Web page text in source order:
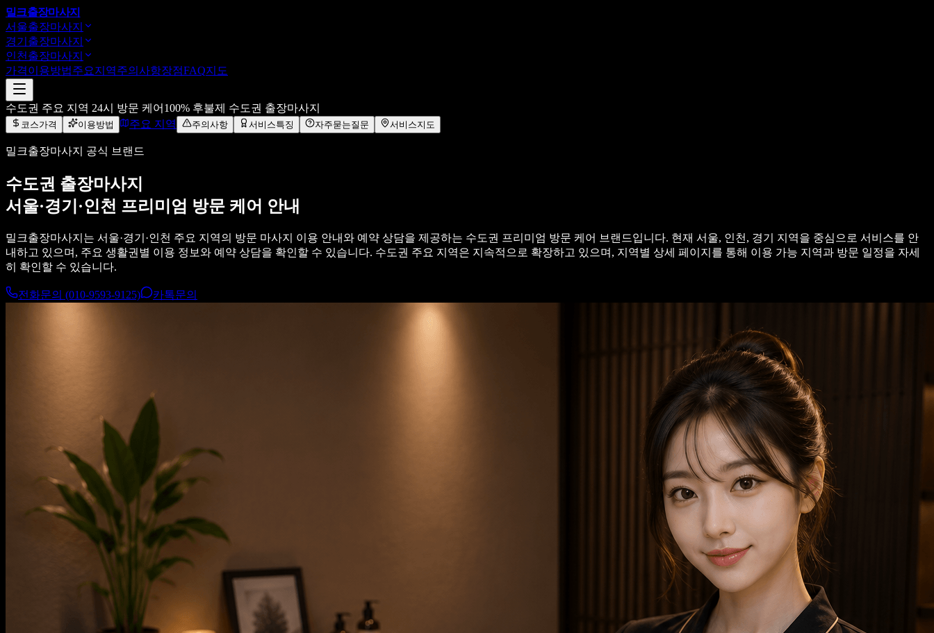
밀크출장마사지
서울출장마사지
경기출장마사지
인천출장마사지
가격이용방법주요지역주의사항장점FAQ지도
수도권 주요 지역 24시 방문 케어 100% 후불제 수도권 출장마사지
코스가격 이용방법 주요 지역 주의사항 서비스특징 자주묻는질문 서비스지도
밀크출장마사지 공식 브랜드
수도권 출장마사지
서울·경기·인천 프리미엄 방문 케어 안내
밀크출장마사지는 서울·경기·인천 주요 지역의 방문 마사지 이용 안내와 예약 상담을 제공하는 수도권 프리미엄 방문 케어 브랜드입니다. 현재 서울, 인천, 경기 지역을 중심으로 서비스를 안
내하고 있으며, 주요 생활권별 이용 정보와 예약 상담을 확인할 수 있습니다. 수도권 주요 지역은 지속적으로 확장하고 있으며, 지역별 상세 페이지를 통해 이용 가능 지역과 방문 일정을 자세
히 확인할 수 있습니다.
전화문의 (010-9593-9125) 카톡문의